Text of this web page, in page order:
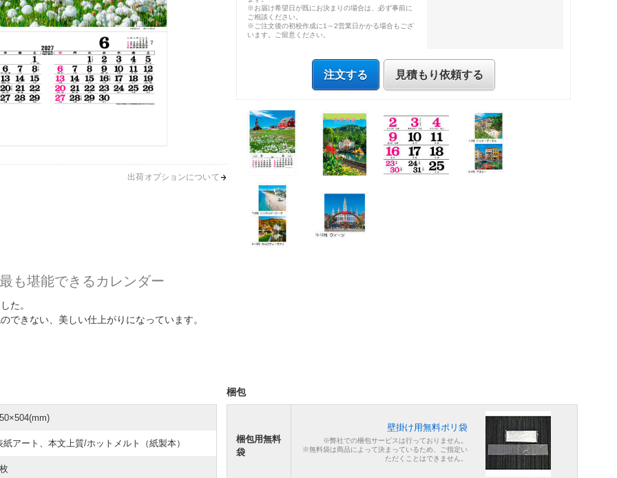
出荷オプションについて
※お届け希望日が既にお決まりの場合は、必ず事前に
ご相談ください。
※ご注文後の初校作成に1～2営業日かかる場合もござ
います。ご留意ください。
注文する 見積もり依頼する
も堪能できるカレンダー
た。
できない、美しい仕上がりになっています。
紙アート、本文上質/ホットメルト（紙製本）
梱包
梱包用無料
袋
壁掛け用無料ポリ袋
※弊社での梱包サービスは行っておりません。
※無料袋は商品によって決まっているため、ご指定い
ただくことはできません。